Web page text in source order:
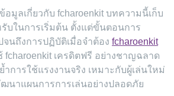
มูลเกี่ยวกับ fcharoenkit บทความนี้เก็บ
บในการเริ่มต้น ตั้งแต่ขั้นตอนการ
จนถึงการปฏิบัติเมื่อจำต้อง fcharoenkit
fcharoenkit เครดิตฟรี อย่างชาญฉลาด
ำการใช้แรงงานจริง เหมาะกับผู้เล่นใหม่
นาแผนการการเล่นอย่างปลอดภัย